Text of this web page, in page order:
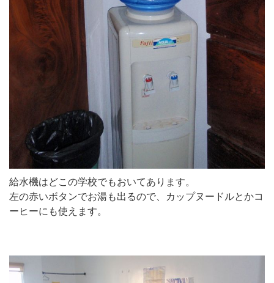
給水機はどこの学校でもおいてあります。
左の赤いボタンでお湯も出るので、カップヌードルとかコ
ーヒーにも使えます。